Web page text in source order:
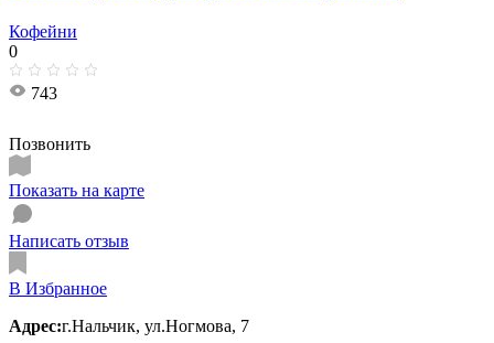
Кофейни
0
743
Позвонить
Показать на карте
Написать отзыв
В Избранное
Адрес:г.Нальчик, ул.Ногмова, 7